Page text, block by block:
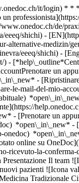
it/login) * *
de/
shichi) -
medizin/
eeeq/shichi) -
) -
un
-
le-mail-del-mio-
[Prenotare un
*open\_in\_new*
onedoc)